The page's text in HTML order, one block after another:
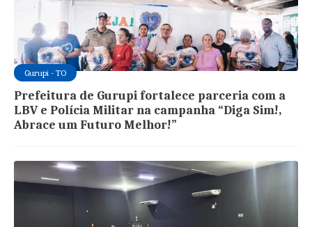
Gurupi - TO
Prefeitura de Gurupi fortalece parceria com a
LBV e Polícia Militar na campanha “Diga Sim!,
Abrace um Futuro Melhor!”